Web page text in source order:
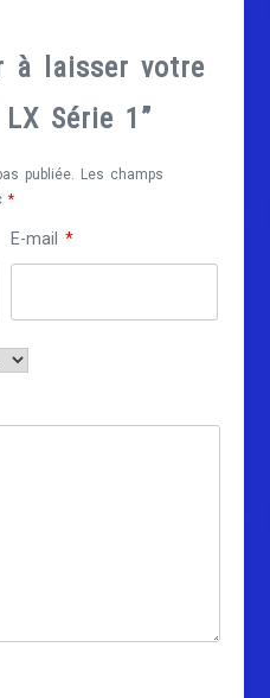
à laisser votre
Série 1”
publiée. Les champs
*
E-mail*